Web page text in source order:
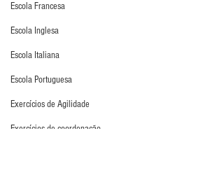
Escola Francesa
Escola Inglesa
Escola Italiana
Escola Portuguesa
Exercícios de Agilidade
Exercícios de coordenação